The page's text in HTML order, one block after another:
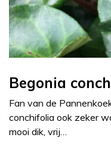
Begonia
Fan van de
conchifolia ook zeker
mooi dik, vrij…